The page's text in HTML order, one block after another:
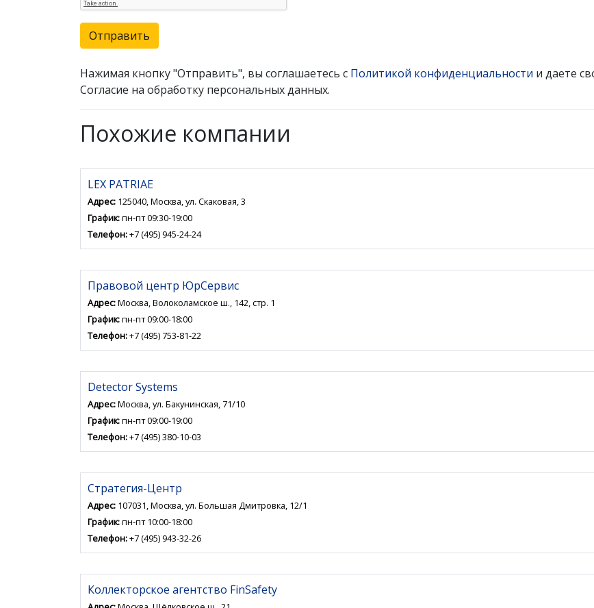
Отправить
Нажимая кнопку "Отправить", вы соглашаетесь с Политикой конфиденциальности и даете
Согласие на обработку персональных данных.
Похожие компании
LEX PATRIAE
Адрес: 125040, Москва, ул. Скаковая, 3
График:пн-пт 09:30-19:00
Телефон:+7 (495) 945-24-24
Правовой центр ЮрСервис
Адрес:Москва, Волоколамское ш., 142, стр. 1
График:пн-пт 09:00-18:00
Телефон:+7 (495) 753-81-22
Detector Systems
Адрес:Москва, ул. Бакунинская, 71/10
График:пн-пт 09:00-19:00
Телефон:+7 (495) 380-10-03
Стратегия-Центр
Адрес: 107031, Москва, ул. Большая Дмитровка, 12/1
График:пн-пт 10:00-18:00
Телефон:+7 (495) 943-32-26
Коллекторское агентство FinSafety